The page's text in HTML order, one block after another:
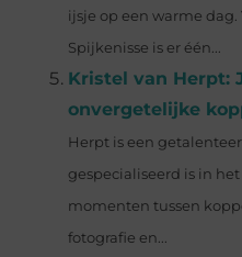
ijsje op een warme dag.
Spijkenisse is er één...
Kristel van Herpt:
onvergetelijke
Herpt is een
gespecialiseerd is in
momenten tussen
fotografie en...